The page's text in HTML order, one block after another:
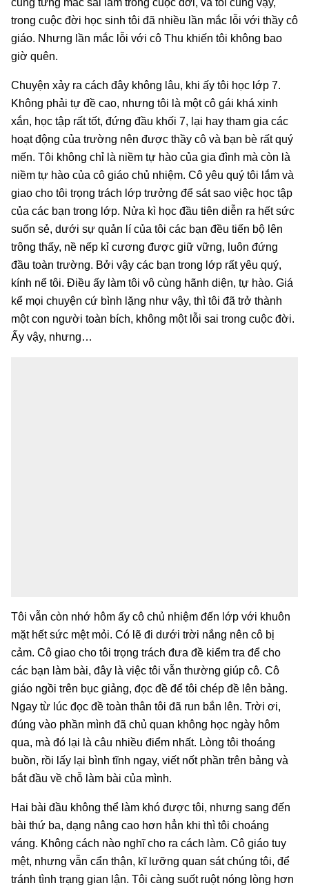
trong cuộc đời học sinh tôi đã nhiều lần mắc lỗi với thầy cô
giáo. Nhưng lần mắc lỗi với cô Thu khiến tôi không bao
giờ quên.
Chuyện xảy ra cách đây không lâu, khi ấy tôi học lớp 7.
Không phải tự đề cao, nhưng tôi là một cô gái khá xinh
xắn, học tập rất tốt, đứng đầu khối 7, lại hay tham gia các
hoạt động của trường nên được thầy cô và bạn bè rất quý
mến. Tôi không chỉ là niềm tự hào của gia đình mà còn là
niềm tự hào của cô giáo chủ nhiệm. Cô yêu quý tôi lắm và
giao cho tôi trọng trách lớp trưởng để sát sao việc học tập
của các bạn trong lớp. Nửa kì học đầu tiên diễn ra hết sức
suốn sẻ, dưới sự quản lí của tôi các bạn đều tiến bộ lên
trông thấy, nề nếp kỉ cương được giữ vững, luôn đứng
đầu toàn trường. Bởi vậy các bạn trong lớp rất yêu quý,
kính nể tôi. Điều ấy làm tôi vô cùng hãnh diện, tự hào. Giá
kể mọi chuyện cứ bình lặng như vậy, thì tôi đã trở thành
một con người toàn bích, không một lỗi sai trong cuộc đời.
Ấy vậy, nhưng…
Tôi vẫn còn nhớ hôm ấy cô chủ nhiệm đến lớp với khuôn
mặt hết sức mệt mỏi. Có lẽ đi dưới trời nắng nên cô bị
cảm. Cô giao cho tôi trọng trách đưa đề kiểm tra để cho
các bạn làm bài, đây là việc tôi vẫn thường giúp cô. Cô
giáo ngồi trên bục giảng, đọc đề để tôi chép đề lên bảng.
Ngay từ lúc đọc đề toàn thân tôi đã run bắn lên. Trời ơi,
đúng vào phần mình đã chủ quan không học ngày hôm
qua, mà đó lại là câu nhiều điểm nhất. Lòng tôi thoáng
buồn, rồi lấy lại bình tĩnh ngay, viết nốt phần trên bảng và
bắt đầu về chỗ làm bài của mình.
Hai bài đầu không thể làm khó được tôi, nhưng sang đến
bài thứ ba, dạng nâng cao hơn hẳn khi thì tôi choáng
váng. Không cách nào nghĩ cho ra cách làm. Cô giáo tuy
mệt, nhưng vẫn cẩn thận, kĩ lưỡng quan sát chúng tôi, để
tránh tình trạng gian lận. Tôi càng suốt ruột nóng lòng hơn